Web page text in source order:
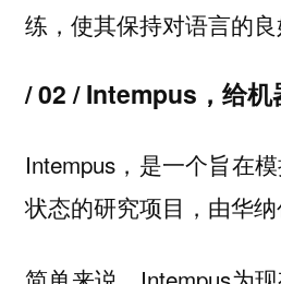
练，使其保持对语言的良
/ 02 / Intempus，给机
Intempus，是一个旨在
状态的研究项目，由华纳